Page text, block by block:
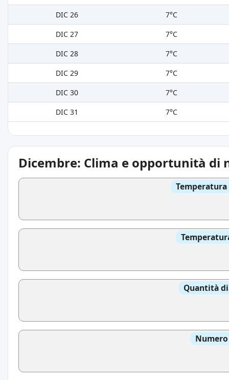
DIC 26
7°C
DIC 27
7°C
DIC 28
7°C
DIC 29
7°C
DIC 30
7°C
DIC 31
7°C
Dicembre: Clima e opportunità di
Quantità